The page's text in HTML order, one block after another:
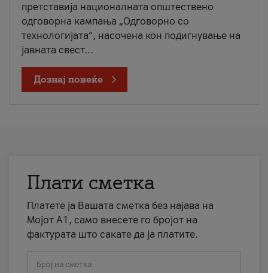
претставија националната општествено
одговорна кампања „Одговорно со
технологијата“, насочена кон подигнување на
јавната свест...
Дознај повеќе
Плати сметка
Платете ја Вашата сметка без најава на
Мојот А1, само внесете го бројот на
фактурата што сакате да ја платите.
Број на сметка